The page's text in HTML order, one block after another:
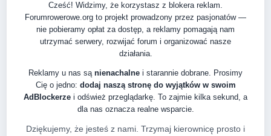
Cześć! Widzimy, że korzystasz z blokera reklam.
Forumrowerowe.org to projekt prowadzony przez pasjonatów —
nie pobieramy opłat za dostęp, a reklamy pomagają nam
utrzymać serwery, rozwijać forum i organizować nasze
działania.
Reklamy u nas są nienachalne i starannie dobrane. Prosimy
Cię o jedno: dodaj naszą stronę do wyjątków w swoim
AdBlockerze i odśwież przeglądarkę. To zajmie kilka sekund, a
dla nas oznacza realne wsparcie.
Dziękujemy, że jesteś z nami. Trzymaj kierownicę prosto i